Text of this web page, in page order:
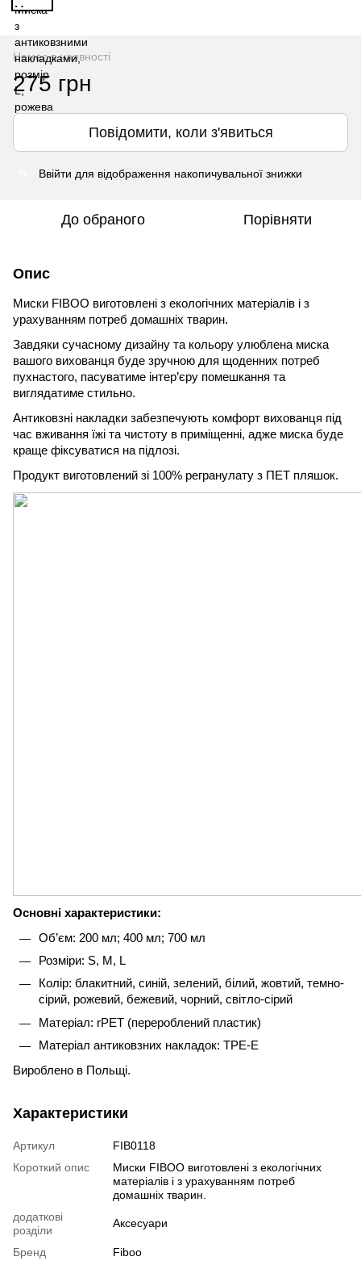
Немає в наявності
275 грн
Повідомити, коли з'явиться
Ввійти для відображення накопичувальної знижки
До обраного Порівняти
Опис
Миски FIBOO виготовлені з екологічних матеріалів і з
урахуванням потреб домашніх тварин.
Завдяки сучасному дизайну та кольору улюблена миска
вашого вихованця буде зручною для щоденних потреб
пухнастого, пасуватиме інтер’єру помешкання та
виглядатиме стильно.
Антиковзні накладки забезпечують комфорт вихованця під
час вживання їжі та чистоту в приміщенні, адже миска буде
краще фіксуватися на підлозі.
Продукт виготовлений зі 100% регранулату з ПЕТ пляшок.
Основні характеристики:
Об’єм: 200 мл; 400 мл; 700 мл
Розміри: S, M, L
Колір: блакитний, синій, зелений, білий, жовтий, темно-
сірий, рожевий, бежевий, чорний, світло-сірий
Матеріал: rPET (перероблений пластик)
Матеріал антиковзних накладок: TPE-E
Вироблено в Польщі.
Характеристики
Артикул
FIB0118
Короткий опис
Миски FIBOO виготовлені з екологічних
матеріалів і з урахуванням потреб
домашніх тварин.
додаткові
розділи
Аксесуари
Бренд Fiboo